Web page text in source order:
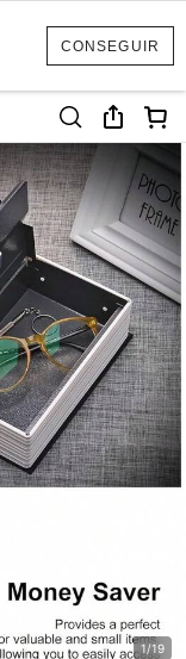
CONSEGUIR
1/19